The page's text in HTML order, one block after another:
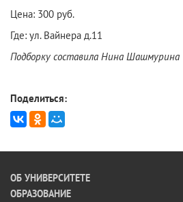
Цена: 300 руб.
Где: ул. Вайнера д.11
Подборку составила Нина Шашмурина
Поделиться:
ОБ УНИВЕРСИТЕТЕ
ОБРАЗОВАНИЕ